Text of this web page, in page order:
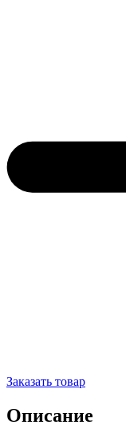
Заказать товар
Описание